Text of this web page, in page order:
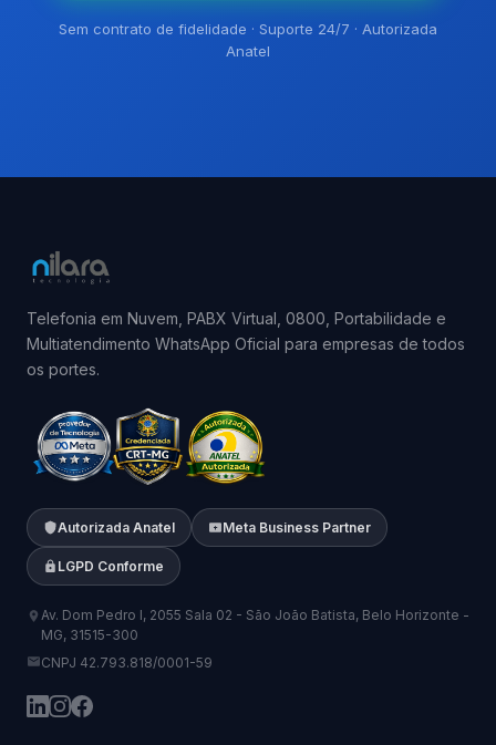
Sem contrato de fidelidade · Suporte 24/7 · Autorizada
Anatel
Telefonia em Nuvem, PABX Virtual, 0800, Portabilidade e
Multiatendimento WhatsApp Oficial para empresas de todos
os portes.
Autorizada Anatel Meta Business Partner
LGPD Conforme
Av. Dom Pedro I, 2055 Sala 02 - São João Batista, Belo Horizonte -
MG, 31515-300
CNPJ 42.793.818/0001-59